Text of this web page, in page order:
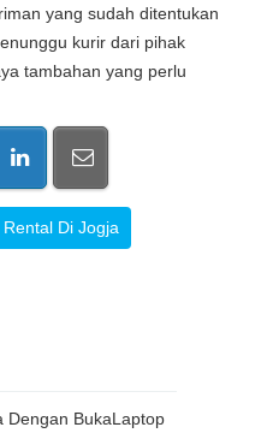
yang sudah ditentukan
kurir dari pihak
tambahan yang perlu
Di Jogja